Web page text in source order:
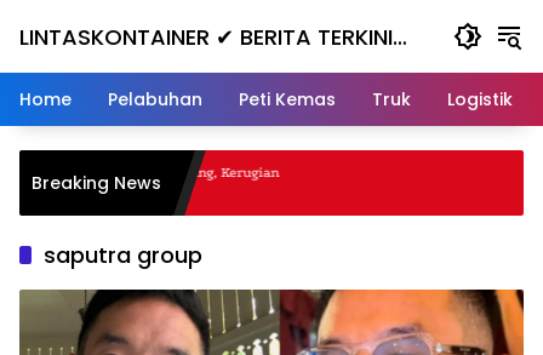
LINTASKONTAINER ✔ BERITA TERKINI
KONTAINER TERBARU HARI INI
Home Pelabuhan Peti Kemas Truk Logistik
Breaking News
Nanjak, Masuk ke Jurang, Kerugian
saputra group